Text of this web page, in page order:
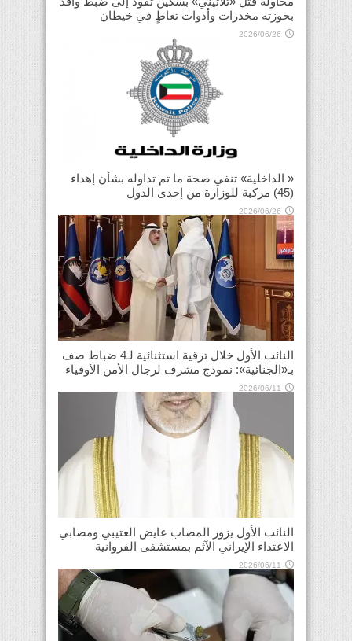
بحوزته مخدرات وأدوات تعاطٍ في خيطان
2026/06/26
« الداخلية» تنفي صحة ما تم تداوله بشأن إهداء
(45) مركبة للوزارة من إحدى الدول
2026/06/26
النائب الأول خلال ترقية استثنائية لـ4 ضباط صف
بـ«الجنائية»: نموذج مشرف لرجال الأمن الأوفياء
2026/06/11
النائب الأول يزور المصاب عايض العتيبي ومصابي
الاعتداء الإيراني الآثم بمستشفى الفروانية
2026/06/11